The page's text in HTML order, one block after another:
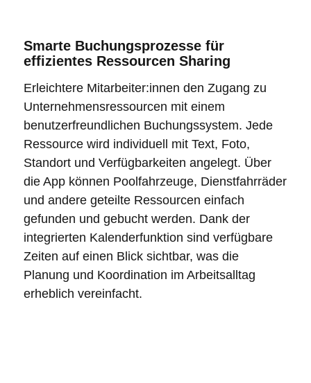
Smarte Buchungsprozesse für
effizientes Ressourcen Sharing
Erleichtere Mitarbeiter:innen den Zugang zu
Unternehmensressourcen mit einem
benutzerfreundlichen Buchungssystem. Jede
Ressource wird individuell mit Text, Foto,
Standort und Verfügbarkeiten angelegt. Über
die App können Poolfahrzeuge, Dienstfahrräder
und andere geteilte Ressourcen einfach
gefunden und gebucht werden. Dank der
integrierten Kalenderfunktion sind verfügbare
Zeiten auf einen Blick sichtbar, was die
Planung und Koordination im Arbeitsalltag
erheblich vereinfacht.